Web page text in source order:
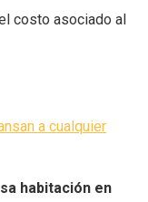
costo asociado al
a cualquier
habitación en